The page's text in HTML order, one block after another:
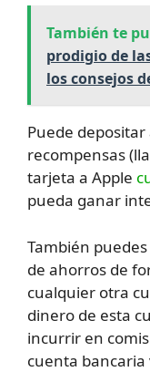
También te
prodigio de
los consejos
Puede
recompensas
tarjeta a Apple
pueda ganar
También
de ahorros de
cualquier otra
dinero de esta
incurrir en
cuenta bancaria